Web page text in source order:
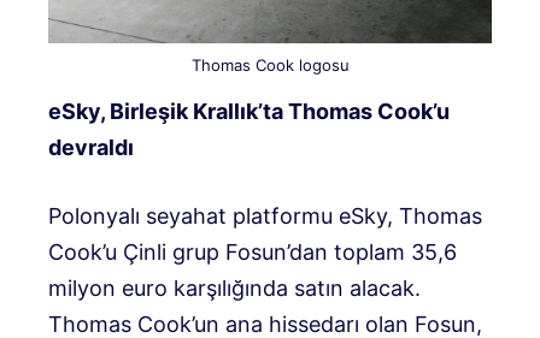
Thomas Cook logosu
eSky, Birleşik Krallık’ta Thomas Cook’u
devraldı
Polonyalı seyahat platformu eSky, Thomas
Cook’u Çinli grup Fosun’dan toplam 35,6
milyon euro karşılığında satın alacak.
Thomas Cook’un ana hissedarı olan Fosun,